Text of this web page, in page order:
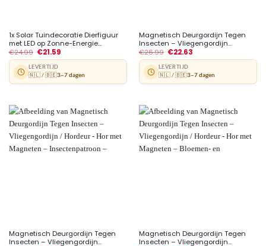
1x Solar Tuindecoratie Dierfiguur
met LED op Zonne-Energie...
€24.99 €21.59
LEVERTIJD
🇳🇱 / 🇧🇪3–7 dagen
Magnetisch Deurgordijn Tegen
Insecten – Vliegengordijn...
€26.99 €22.63
LEVERTIJD
🇳🇱 / 🇧🇪3–7 dagen
Magnetisch Deurgordijn Tegen
Insecten – Vliegengordijn...
Magnetisch Deurgordijn Tegen
Insecten – Vliegengordijn...